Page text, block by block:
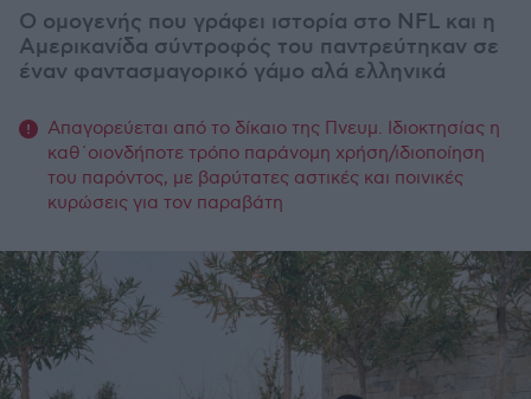
Ο ομογενής που γράφει ιστορία στο NFL και η
Αμερικανίδα σύντροφός του παντρεύτηκαν σε
έναν φαντασμαγορικό γάμο αλά ελληνικά
Απαγορεύεται από το δίκαιο της Πνευμ. Ιδιοκτησίας η
καθ΄οιονδήποτε τρόπο παράνομη χρήση/ιδιοποίηση
του παρόντος, με βαρύτατες αστικές και ποινικές
κυρώσεις για τον παραβάτη